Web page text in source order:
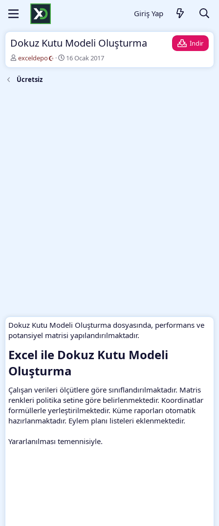
Giriş Yap
Dokuz Kutu Modeli Oluşturma
İndir
Y
a
z
a
exceldepo
O
l
16 Ocak 2017
Ücretsiz
Dokuz Kutu Modeli Oluşturma dosyasında, performans ve
potansiyel matrisi yapılandırılmaktadır.
Excel ile Dokuz Kutu Modeli
Oluşturma​
Çalışan verileri ölçütlere göre sınıflandırılmaktadır. Matris
renkleri politika setine göre belirlenmektedir. Koordinatlar
formüllerle yerleştirilmektedir. Küme raporları otomatik
hazırlanmaktadır. Eylem planı listeleri eklenmektedir.
Yararlanılması temennisiyle.